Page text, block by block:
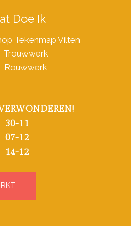
Doe Ik
Tekenmap Vilten
Trouwwerk
Rouwwerk
30-11
07-12
14-12